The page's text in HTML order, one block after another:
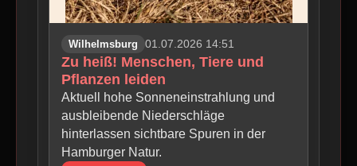
Wilhelmsburg 01.07.2026 14:51
Zu heiß! Menschen, Tiere und
Pflanzen leiden
Aktuell hohe Sonneneinstrahlung und
ausbleibende Niederschläge
hinterlassen sichtbare Spuren in der
Hamburger Natur.